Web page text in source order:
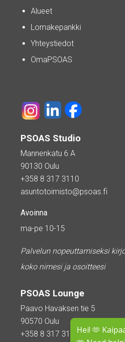
Hei! 🫶
Alueet
Lomakepankki
Yhteystiedot
OmaPSOAS
PSOAS Studio
Mannenkatu 6 A
90130 Oulu
+358 8 317 3110
asuntotoimisto@psoas.fi
Avoinna
ma-pe 10-15
Palvelun nopeuttamiseksi
koko nimesi ja osoitteesi
PSOAS Lounge
Paavo Havaksen tie 5
90570 Oulu
+358 8 317 3110